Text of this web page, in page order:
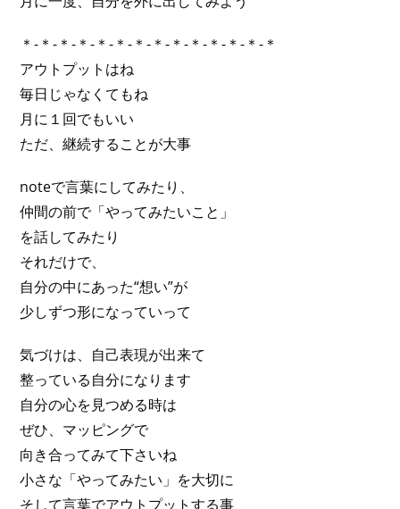
＊-＊-＊-＊-＊-＊-＊-＊-＊-＊-＊-＊-＊-＊
アウトプットはね
毎日じゃなくてもね
月に１回でもいい
ただ、継続することが大事
noteで言葉にしてみたり、
仲間の前で「やってみたいこと」
を話してみたり
それだけで、
自分の中にあった“想い”が
少しずつ形になっていって
気づけは、自己表現が出来て
整っている自分になります
自分の心を見つめる時は
ぜひ、マッピングで
向き合ってみて下さいね
小さな「やってみたい」を大切に
そして言葉でアウトプットする事